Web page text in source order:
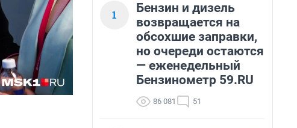
1
Бензин и дизель
возвращается на
обсохшие заправки,
но очереди остаются
— еженедельный
Бензинометр 59.RU
86 081 51